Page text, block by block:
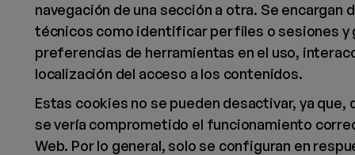
navegación de una sección a otra. Se encargan
técnicos como identificar perfiles o sesiones y
preferencias de herramientas en el uso,
localización del acceso a los contenidos.
Estas cookies no se pueden desactivar, ya que,
se vería comprometido el funcionamiento
Web. Por lo general, solo se configuran en